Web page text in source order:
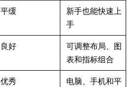
平缓
新手也能快速上
手
良好
可调整布局、图
表和指标组合
优秀
电脑、手机和平